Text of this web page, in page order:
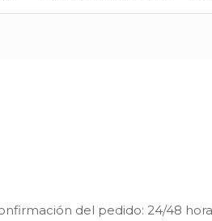
del pedido: 24/48